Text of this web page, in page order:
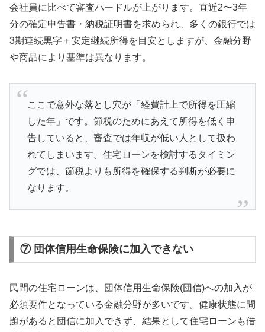
会社員に比べて審査ハードルが上がります。直近2〜3年
分の確定申告書・納税証明書を求められ、多くの銀行では
3期連続黒字＋安定継続所得を目安としますが、金融分野
や商品により基準は異なります。
ここで意外な落とし穴が「経費計上で所得を圧縮
した年」です。節税のためにあえて所得を低く申
告していると、審査では年収が低い人として扱わ
れてしまいます。住宅ローンを検討するタイミン
グでは、節税よりも所得を確保する判断が必要に
なります。
⑦ 団体信用生命保険に加入できない
民間の住宅ローンは、団体信用生命保険(団信)への加入が
必須要件となっている金融分野が多いです。健康状態に問
題があると団信に加入できず、結果として住宅ローンも借